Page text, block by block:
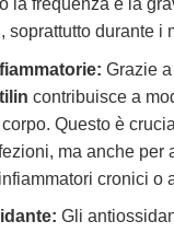
la frequenza e la
soprattutto durante i
Grazie
contribuisce a
Questo è
ma anche per
cronici o
Gli